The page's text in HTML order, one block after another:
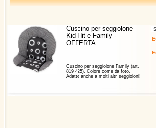
Cuscino per seggiolone
Kid-Hit e Family -
OFFERTA
Cuscino per seggiolone Family (art.
819 425). Colore come da foto.
Adatto anche a molti altri seggioloni!